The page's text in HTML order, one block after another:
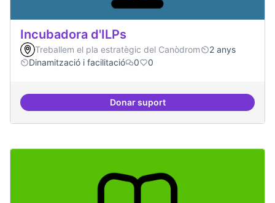
Incubadora d'ILPs
Treballem el pla estratègic del Canòdrom
2 anys
Dinamització i facilitació
0 0
Donar suportIncubadora d'ILPs